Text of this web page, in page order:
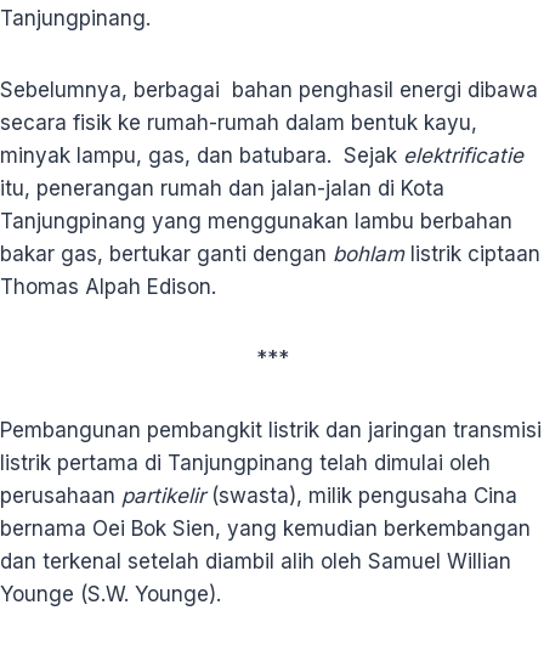
Tanjungpinang.
Sebelumnya, berbagai bahan penghasil energi dibawa
secara fisik ke rumah-rumah dalam bentuk kayu,
minyak lampu, gas, dan batubara. Sejak elektrificatie
itu, penerangan rumah dan jalan-jalan di Kota
Tanjungpinang yang menggunakan lambu berbahan
bakar gas, bertukar ganti dengan bohlamlistrik ciptaan
Thomas Alpah Edison.
***
Pembangunan pembangkit listrik dan jaringan transmisi
listrik pertama di Tanjungpinang telah dimulai oleh
perusahaan partikelir(swasta), milik pengusaha Cina
bernama Oei Bok Sien, yang kemudian berkembangan
dan terkenal setelah diambil alih oleh Samuel Willian
Younge (S.W. Younge).